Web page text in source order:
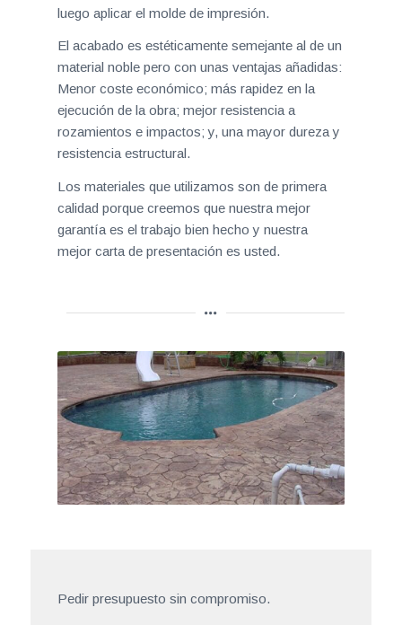
luego aplicar el molde de impresión.
El acabado es estéticamente semejante al de un
material noble pero con unas ventajas añadidas:
Menor coste económico; más rapidez en la
ejecución de la obra; mejor resistencia a
rozamientos e impactos; y, una mayor dureza y
resistencia estructural.
Los materiales que utilizamos son de primera
calidad porque creemos que nuestra mejor
garantía es el trabajo bien hecho y nuestra
mejor carta de presentación es usted.
Pedir presupuesto sin compromiso.